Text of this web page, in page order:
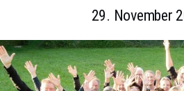
29. November